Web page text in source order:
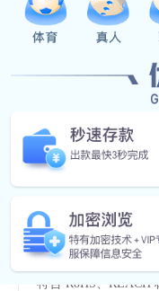
应用范围
特征
IF = 5 mA 时的开路
高输入输出隔离电压
工作温度范围宽，-
安全认证
符合 RoHS、REACH